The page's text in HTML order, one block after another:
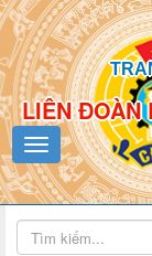
LIÊN ĐOÀN